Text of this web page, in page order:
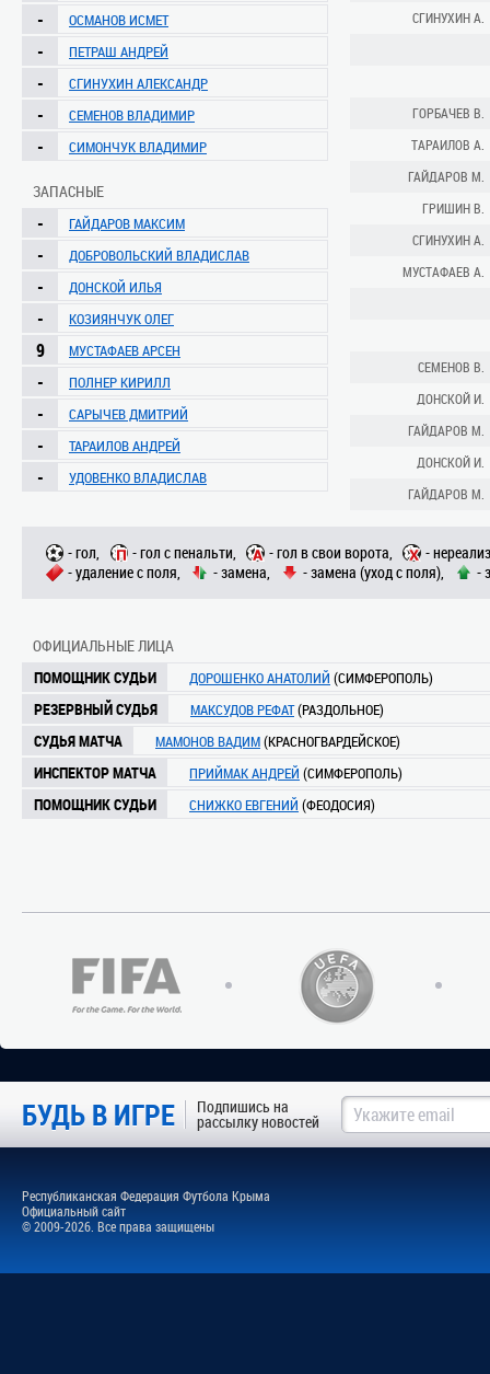
- ОСМАНОВ ИСМЕТ
- ПЕТРАШ АНДРЕЙ
- СГИНУХИН АЛЕКСАНДР
- СЕМЕНОВ ВЛАДИМИР
- СИМОНЧУК ВЛАДИМИР
ЗАПАСНЫЕ
- ГАЙДАРОВ МАКСИМ
- ДОБРОВОЛЬСКИЙ ВЛАДИСЛАВ
- ДОНСКОЙ ИЛЬЯ
- КОЗИЯНЧУК ОЛЕГ
9 МУСТАФАЕВ АРСЕН
- ПОЛНЕР КИРИЛЛ
- САРЫЧЕВ ДМИТРИЙ
- ТАРАИЛОВ АНДРЕЙ
- УДОВЕНКО ВЛАДИСЛАВ
СГИНУХИН А.
ГОРБАЧЕВ В.
ТАРАИЛОВ А.
ГАЙДАРОВ М.
ГРИШИН В.
СГИНУХИН А.
МУСТАФАЕВ А.
СЕМЕНОВ В.
ДОНСКОЙ И.
ГАЙДАРОВ М.
ДОНСКОЙ И.
ГАЙДАРОВ М.
- гол, - гол с пенальти, - гол в свои ворота,
-
- удаление с поля,
- замена, - замена (уход с поля), -
ОФИЦИАЛЬНЫЕ ЛИЦА
ПОМОЩНИК СУДЬИ
ДОРОШЕНКО АНАТОЛИЙ (СИМФЕРОПОЛЬ)
РЕЗЕРВНЫЙ СУДЬЯ МАКСУДОВ РЕФАТ(РАЗДОЛЬНОЕ)
СУДЬЯ МАТЧА МАМОНОВ ВАДИМ(КРАСНОГВАРДЕЙСКОЕ)
ИНСПЕКТОР МАТЧА ПРИЙМАК АНДРЕЙ (СИМФЕРОПОЛЬ)
ПОМОЩНИК СУДЬИ СНИЖКО ЕВГЕНИЙ (ФЕОДОСИЯ)
БУДЬ В ИГРЕ Подпишись на
рассылку новостей
Республиканская Федерация Футбола Крыма
Официальный сайт
© 2009-2026. Все права защищены